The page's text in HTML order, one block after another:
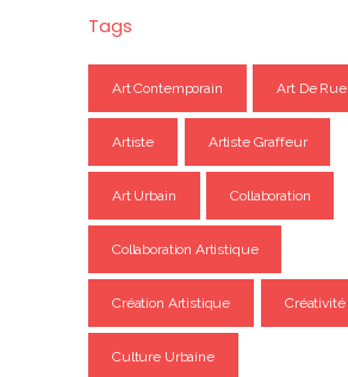
Tags
Art Contemporain Art De Rue
Artiste Artiste Graffeur
Art Urbain Collaboration
Collaboration Artistique
Création Artistique Créativité
Culture Urbaine